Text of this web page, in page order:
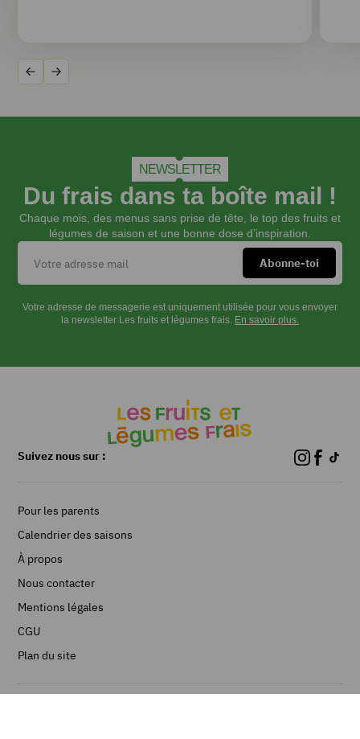
Précédent
Suivant
NEWSLETTER
Du frais dans ta boîte mail !
Chaque mois, des menus sans prise de tête, le top des fruits et
légumes de saison et une bonne dose d’inspiration.
Votre adresse de messagerie est uniquement utilisée pour vous envoyer
la newsletter Les fruits et légumes frais. En savoir plus.
Suivez nous sur :
Pour les parents
Calendrier des saisons
À propos
Nous contacter
Mentions légales
CGU
Plan du site